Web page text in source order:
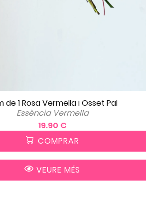
de 1 Rosa Vermella i Osset Pal
Essència Vermella
19.90 €
COMPRAR
VEURE MÉS